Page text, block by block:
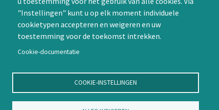
"Instellingen" kunt u op elk moment individuele
cookietypen accepteren en weigeren en uw
toestemming voor de toekomst intrekken.
Cookie-documentatie
COOKIE-INSTELLINGEN
Contact
Nienoord 5, 1112 XE Diemen
info@ntvp.nl
SNSBNL2A te Utrecht